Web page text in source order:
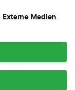
Externe Medien